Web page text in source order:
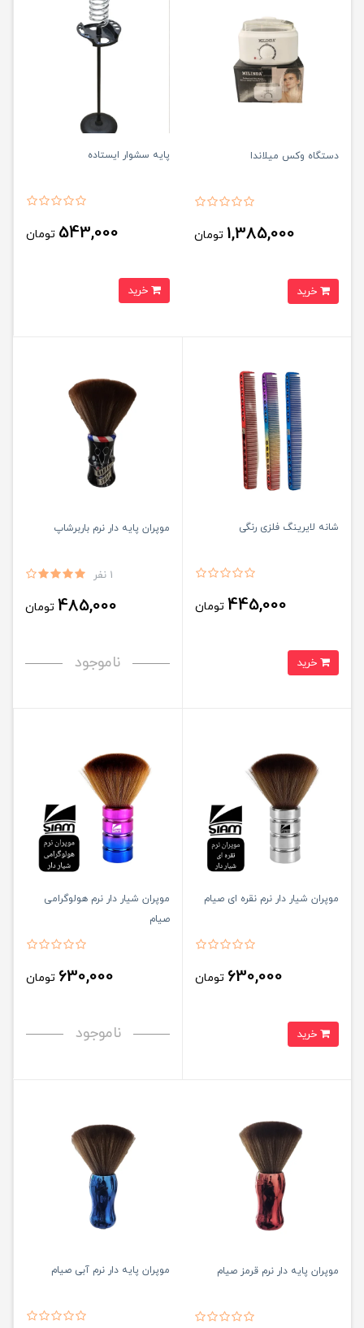
دستگاه وکس میلاندا
1,385,000 تومان
پایه سشوار ایستاده
543,000 تومان
شانه لایرینگ فلزی رنگی
445,000 تومان
موپران پایه دار نرم باربرشاپ
1 نفر
485,000 تومان
ناموجود
موپران شیار دار نرم نقره ای صیام
630,000 تومان
موپران شیار دار نرم هولوگرامی
صیام
630,000 تومان
ناموجود
موپران پایه دار نرم قرمز صیام موپران پایه دار نرم آبی صیام